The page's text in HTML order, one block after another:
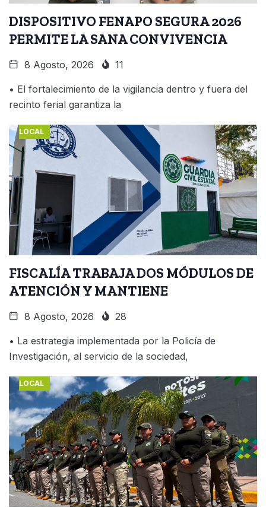
DISPOSITIVO FENAPO SEGURA 2026
PERMITE LA SANA CONVIVENCIA
8 Agosto, 2026 11
• El fortalecimiento de la vigilancia dentro y fuera del
recinto ferial garantiza la
LOCAL
FISCALÍA TRABAJA DOS MÓDULOS DE
ATENCIÓN Y MANTIENE
8 Agosto, 2026 28
• La estrategia implementada por la Policía de
Investigación, al servicio de la sociedad,
LOCAL